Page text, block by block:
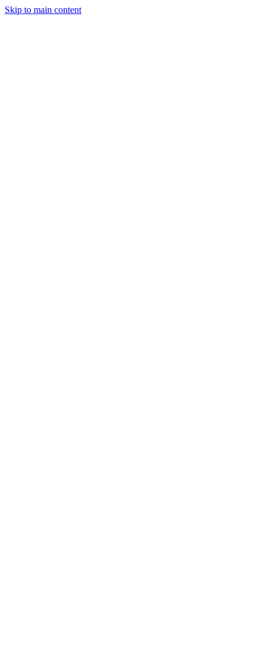
Skip to main content